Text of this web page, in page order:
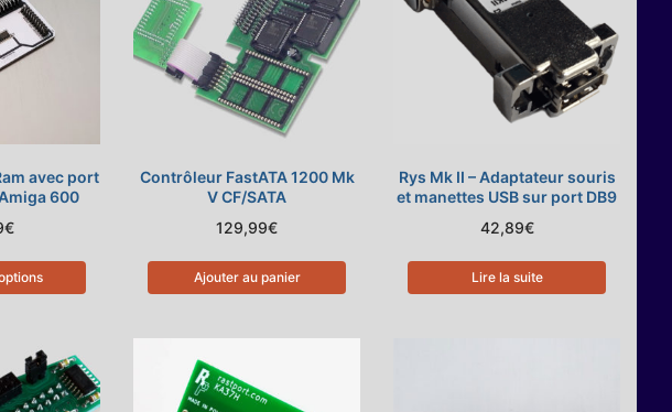
avec port
600
€
Contrôleur FastATA 1200 Mk
V CF/SATA
129,99€
Ajouter au panier
Rys Mk II – Adaptateur souris
et manettes USB sur port DB9
42,89€
Lire la suite